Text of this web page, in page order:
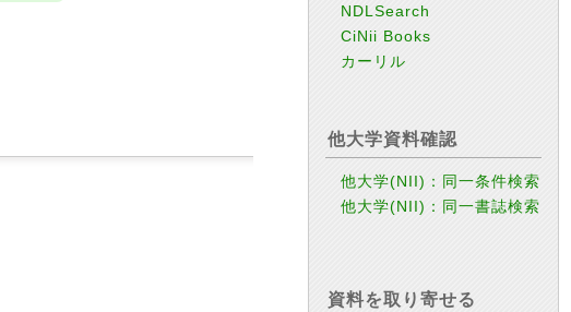
NDLSearch
CiNii Books
カーリル
他大学資料確認
他大学(NII)：同一条件検索
他大学(NII)：同一書誌検索
資料を取り寄せる